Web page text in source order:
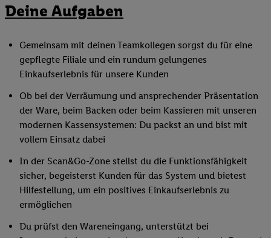
Deine Aufgaben
Gemeinsam mit deinen Teamkollegen sorgst du für eine
gepflegte Filiale und ein rundum gelungenes
Einkaufserlebnis für unsere Kunden
Ob bei der Verräumung und ansprechender Präsentation
der Ware, beim Backen oder beim Kassieren mit unseren
modernen Kassensystemen: Du packst an und bist mit
vollem Einsatz dabei
In der Scan&Go-Zone stellst du die Funktionsfähigkeit
sicher, begeisterst Kunden für das System und bietest
Hilfestellung, um ein positives Einkaufserlebnis zu
ermöglichen
Du prüfst den Wareneingang, unterstützt bei